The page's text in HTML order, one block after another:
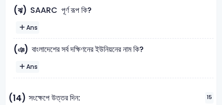
(ঝ) SAARC পূর্ণ রূপ কি?
Ans
(ঞ) বাংলাদেশের সর্ব দক্ষিণনের ইউনিয়নের নাম কি?
Ans
(14) সংক্ষেপে উত্তর দিন: 15